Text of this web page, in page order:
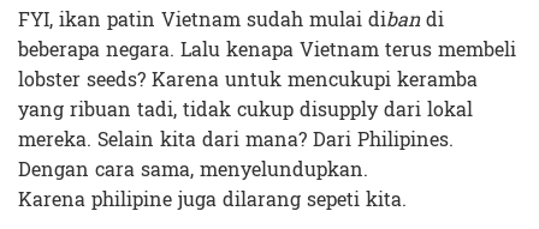
FYI, ikan patin Vietnam sudah mulai dibandi
beberapa negara. Lalu kenapa Vietnam terus membeli
lobster seeds? Karena untuk mencukupi keramba
yang ribuan tadi, tidak cukup disupply dari lokal
mereka. Selain kita dari mana? Dari Philipines.
Dengan cara sama, menyelundupkan.
Karena philipine juga dilarang sepeti kita.